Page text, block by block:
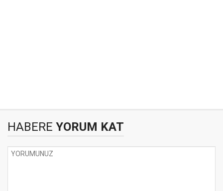
HABERE YORUM KAT